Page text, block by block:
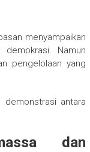
menyampaikan
demokrasi. Namun
pengelolaan yang
demonstrasi antara
dan